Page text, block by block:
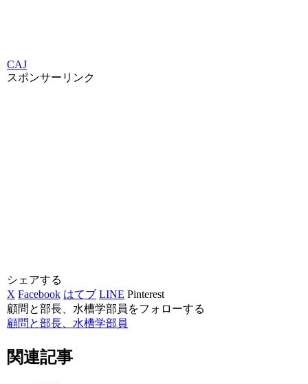
CAJ
スポンサーリンク
シェアする
X Facebook はてブ LINE Pinterest
顧問と部長、水槽学部員をフォローする
顧問と部長、水槽学部員
関連記事